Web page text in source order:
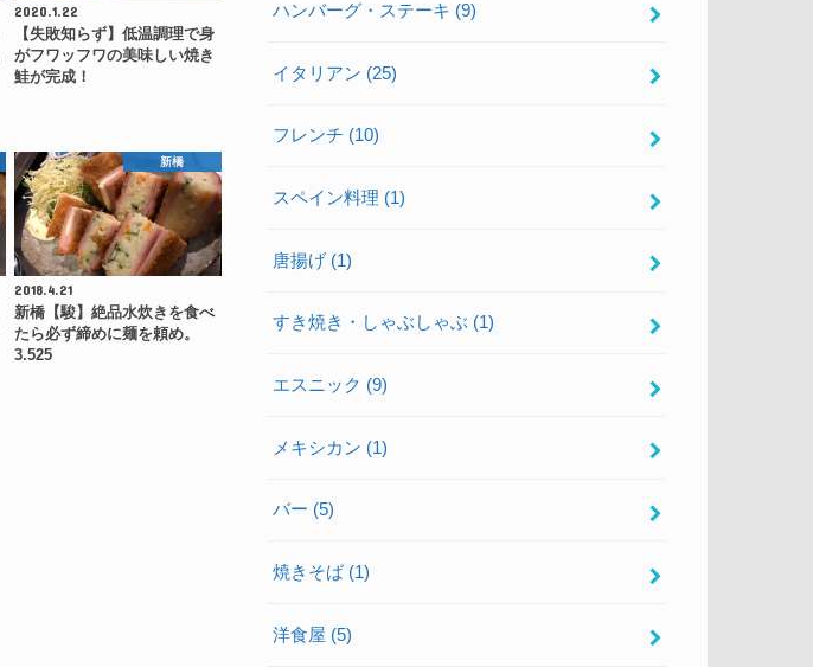
2020.1.22
【失敗知らず】低温調理で身
がフワッフワの美味しい焼き
鮭が完成！
新橋
2018.4.21
新橋【駿】絶品水炊きを食べ
たら必ず締めに麺を頼め。
3.525
ハンバーグ・ステーキ (9)
イタリアン (25)
フレンチ (10)
スペイン料理 (1)
唐揚げ (1)
すき焼き・しゃぶしゃぶ (1)
エスニック (9)
メキシカン (1)
バー (5)
焼きそば (1)
洋食屋 (5)